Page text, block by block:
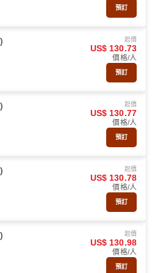
預訂
起價
US$ 130.73
價格/人
預訂
起價
US$ 130.77
價格/人
預訂
起價
US$ 130.78
價格/人
預訂
起價
US$ 130.98
價格/人
預訂